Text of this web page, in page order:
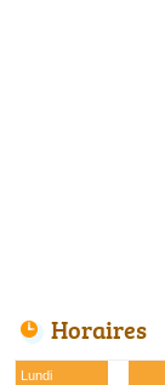
Horaires
Lundi